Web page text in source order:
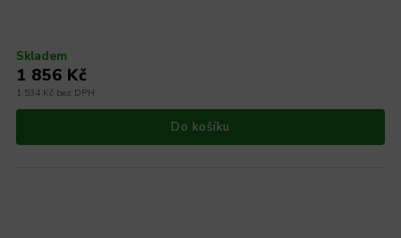
Skladem
1 534 Kč bez DPH
1 856 Kč
Do košíku